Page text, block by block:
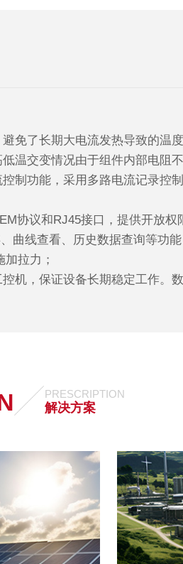
免了长期大电流发热导致的温
温交变情况由于组件内部电阻
制功能，采用多路电流记录控
协议和RJ45接口，提供开放
曲线查看、历史数据查询等功能
拉力；
机，保证设备长期稳定工作。
PRESCRIPTION
解决方案